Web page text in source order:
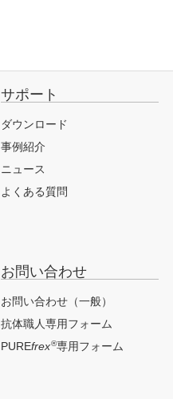
サポート
ダウンロード
事例紹介
ニュース
よくある質問
お問い合わせ
お問い合わせ（一般）
抗体職人専用フォーム
PUREfrex®専用フォーム